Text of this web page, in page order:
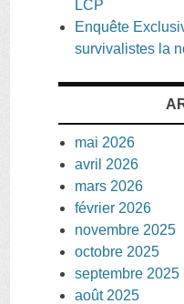
LCP
Enquête
survivalistes la
mai 2026
avril 2026
mars 2026
février 2026
novembre 2025
octobre 2025
septembre 2025
août 2025